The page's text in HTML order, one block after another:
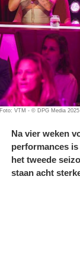
Foto: VTM - © DPG Media 2025
Na vier weken
performances
het tweede
staan acht